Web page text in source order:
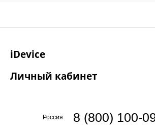
iDevice
Личный кабинет
Россия 8 (800) 100-